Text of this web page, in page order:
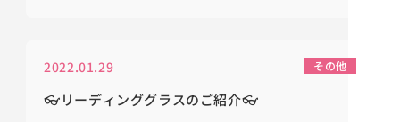
2022.01.29 その他
👓リーディンググラスのご紹介👓